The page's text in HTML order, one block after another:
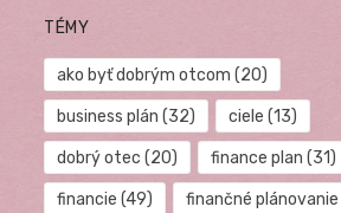
TÉMY
ako byť dobrým otcom (20)
business plán (32) ciele (13)
dobrý otec (20) finance plan (31)
financie (49) finančné plánovanie